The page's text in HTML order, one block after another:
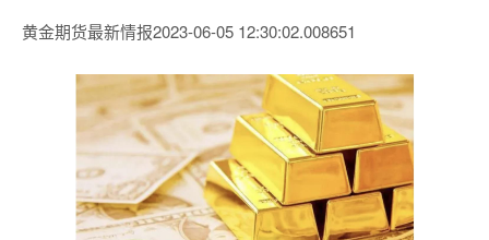
黄金期货最新情报2023-06-05 12:30:02.008651